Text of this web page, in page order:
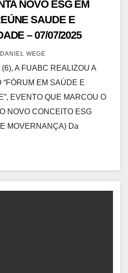
NOVO ESG EM
SAUDE E
– 07/07/2025
DANIEL WEGE
A FUABC REALIZOU A
“FÓRUM EM SAÚDE E
EVENTO QUE MARCOU O
NOVO CONCEITO ESG
MOVERNANÇA) Da